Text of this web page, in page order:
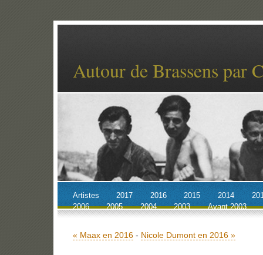
Autour de Brassens par
Artistes 2017 2016 2015 2014
2006
2005 2004 2003 Avant 2003
« Maax en 2016 - Nicole Dumont en 2016 »